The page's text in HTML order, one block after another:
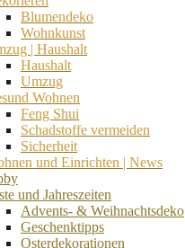
Blumendeko
Wohnkunst
| Haushalt
Haushalt
Umzug
Wohnen
Feng Shui
Schadstoffe vermeiden
Sicherheit
und Einrichten | News
und Jahreszeiten
Advents- & Weihnachtsdeko
Geschenktipps
Osterdekorationen